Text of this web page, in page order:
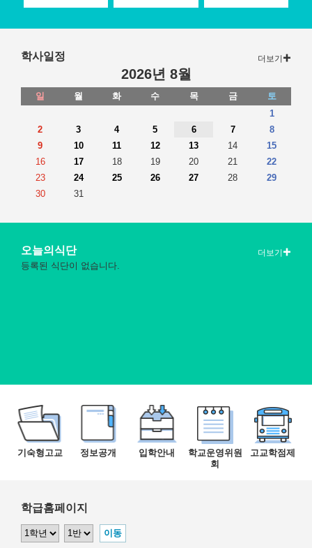
학사일정 더보기
2026년 8월
일 월 화 수 목 금
토
1
2
3 4 5 6 7
8
9
10 11 12 13 14
15
16
17 18 19 20 21
22
23
24 25 26 27 28
29
30
31
오늘의식단 더보기
등록된 식단이 없습니다.
기숙형고교 정보공개 입학안내
학교운영위원
회
고교학점제
학급홈페이지